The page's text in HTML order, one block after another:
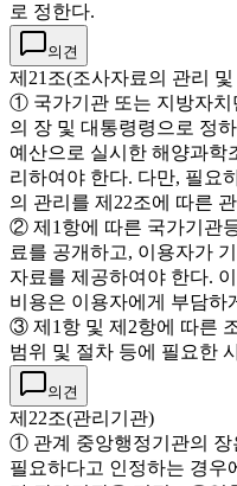
로 정한다.
의견
제21조(조사자료의 관리
① 국가기관 또는 지방자
의 장 및 대통령령으로 정
예산으로 실시한 해양과학
리하여야 한다. 다만, 필요
의 관리를 제22조에 따른
② 제1항에 따른 국가기관
료를 공개하고, 이용자가
자료를 제공하여야 한다.
비용은 이용자에게 부담하
③ 제1항 및 제2항에 따른
범위 및 절차 등에 필요한
의견
제22조(관리기관)
① 관계 중앙행정기관의 장
필요하다고 인정하는 경우